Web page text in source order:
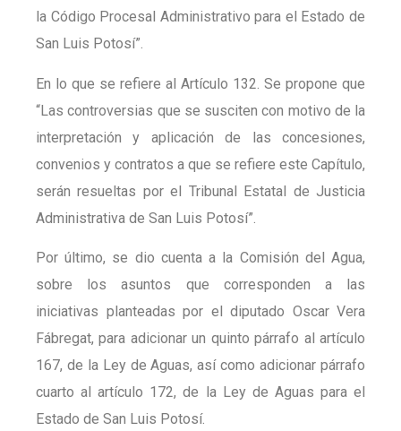
la Código Procesal Administrativo para el Estado de
San Luis Potosí”.
En lo que se refiere al Artículo 132. Se propone que
“Las controversias que se susciten con motivo de la
interpretación y aplicación de las concesiones,
convenios y contratos a que se refiere este Capítulo,
serán resueltas por el Tribunal Estatal de Justicia
Administrativa de San Luis Potosí”.
Por último, se dio cuenta a la Comisión del Agua,
sobre los asuntos que corresponden a las
iniciativas planteadas por el diputado Oscar Vera
Fábregat, para adicionar un quinto párrafo al artículo
167, de la Ley de Aguas, así como adicionar párrafo
cuarto al artículo 172, de la Ley de Aguas para el
Estado de San Luis Potosí.